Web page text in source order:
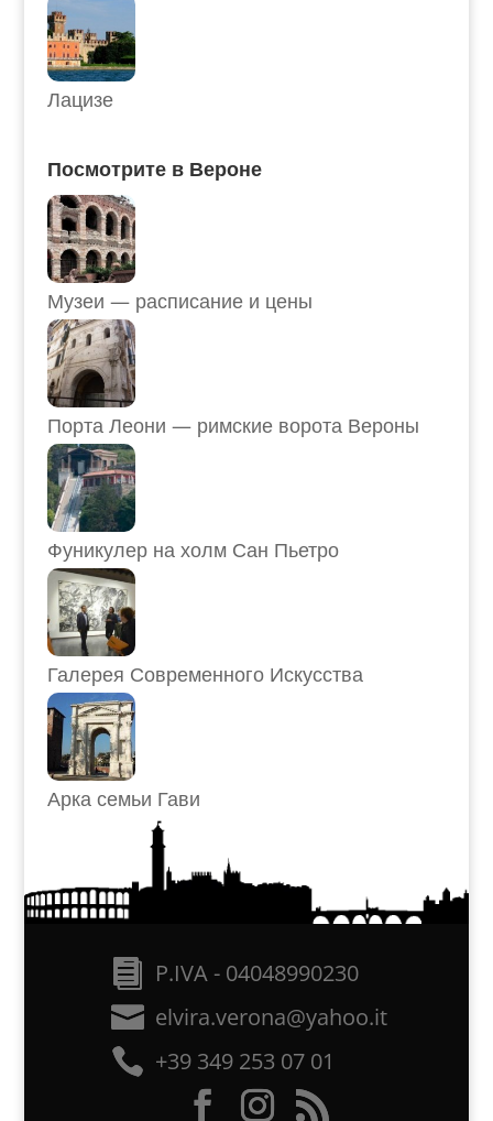
Лацизе
Посмотрите в Вероне
Музеи — расписание и цены
Порта Леони — римские ворота Вероны
Фуникулер на холм Сан Пьетро
Галерея Современного Искусства
Арка семьи Гави
P.IVA - 04048990230
elvira.verona@yahoo.it
+39 349 253 07 01